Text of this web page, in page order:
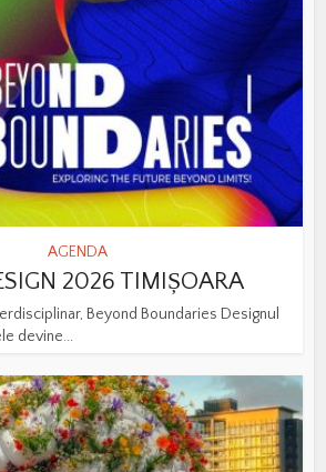
AGENDA
2026 TIMIȘOARA
Beyond Boundaries Designul
devine...